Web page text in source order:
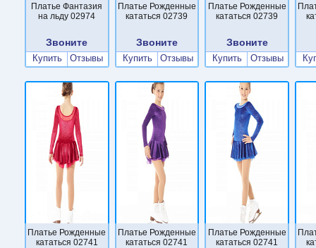
Платье Фантазия
на льду 02974
Звоните
Купить Отзывы
Платье Рожденные
кататься 02739
Звоните
Купить Отзывы
Платье Рожденные
кататься 02739
Звоните
Купить Отзывы
Платье Рожденные
кататься 02741
Платье Рожденные
кататься 02741
Платье Рожденные
кататься 02741